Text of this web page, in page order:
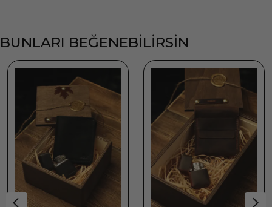
BUNLARI BEĞENEBİLİRSİN